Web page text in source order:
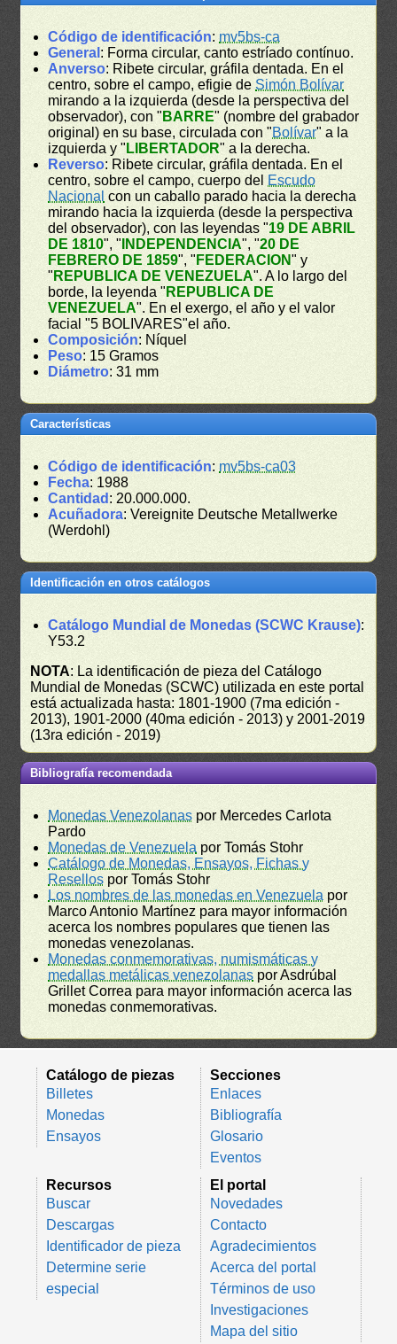
Código de identificación: mv5bs-ca
General : Forma circular, canto estríado contínuo.
Anverso: Ribete circular, gráfila dentada. En el
centro, sobre el campo, efigie deSimón Bolívar
mirando a la izquierda (desde la perspectiva del
observador), con " BARRE" (nombre del grabador
original) en su base, circulada con "Bolívar" a la
izquierda y " LIBERTADOR" a la derecha.
Reverso: Ribete circular, gráfila dentada. En el
centro, sobre el campo, cuerpo del Escudo
Nacional con un caballo parado hacia la derecha
mirando hacia la izquierda (desde la perspectiva
del observador), con las leyendas "19 DE ABRIL
DE 1810", " INDEPENDENCIA", "20 DE
FEBRERO DE 1859", " FEDERACION" y
" REPUBLICA DE VENEZUELA". A lo largo del
borde, la leyenda " REPUBLICA DE
VENEZUELA". En el exergo, el año y el valor
facial "5 BOLIVARES"el año.
Composición: Níquel
Peso: 15 Gramos
Diámetro: 31 mm
Características
Código de identificación: mv5bs-ca03
Fecha: 1988
Cantidad : 20.000.000.
Acuñadora: Vereignite Deutsche Metallwerke
(Werdohl)
Identificación en otros catálogos
Catálogo Mundial de Monedas (SCWC Krause):
Y53.2
NOTA: La identificación de pieza del Catálogo
Mundial de Monedas (SCWC) utilizada en este portal
está actualizada hasta: 1801-1900 (7ma edición -
2013), 1901-2000 (40ma edición - 2013) y 2001-2019
(13ra edición - 2019)
Bibliografía recomendada
Monedas Venezolanas por Mercedes Carlota
Pardo
Monedas de Venezuela por Tomás Stohr
Catálogo de Monedas, Ensayos, Fichas y
Resellos por Tomás Stohr
Los nombres de las monedas en Venezuela por
Marco Antonio Martínez para mayor información
acerca los nombres populares que tienen las
monedas venezolanas.
Monedas conmemorativas, numismáticas y
medallas metálicas venezolanas por Asdrúbal
Grillet Correa para mayor información acerca las
monedas conmemorativas.
Catálogo de piezas
Billetes
Monedas
Ensayos
Secciones
Enlaces
Bibliografía
Glosario
Eventos
Recursos
Buscar
Descargas
Identificador de pieza
Determine serie
especial
El portal
Novedades
Contacto
Agradecimientos
Acerca del portal
Términos de uso
Investigaciones
Mapa del sitio